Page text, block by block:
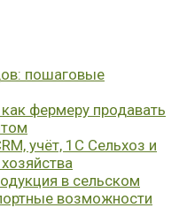
пошаговые
фермеру продавать
учёт, 1С Сельхоз и
в сельском
возможности